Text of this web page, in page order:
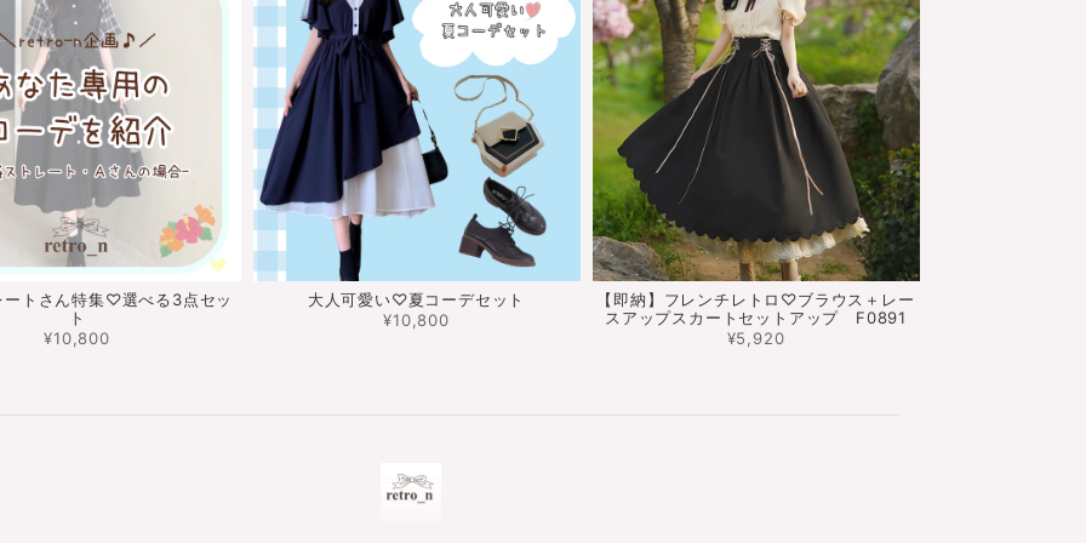
ートさん特集♡選べる3点セッ
ト
¥10,800
大人可愛い♡夏コーデセット
¥10,800
【即納】フレンチレトロ♡ブラウス＋レー
スアップスカートセットアップ F0891
¥5,920